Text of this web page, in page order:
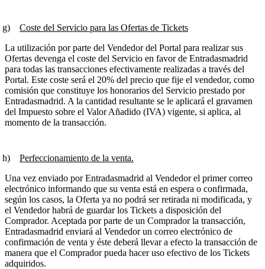
Coste del Servicio para las Ofertas de Tickets
La utilización por parte del Vendedor del Portal para realizar sus
Ofertas devenga el coste del Servicio en favor de Entradasmadrid
para todas las transacciones efectivamente realizadas a través del
Portal. Este coste será el 20% del precio que fije el vendedor, como
comisión que constituye los honorarios del Servicio prestado por
Entradasmadrid. A la cantidad resultante se le aplicará el gravamen
del Impuesto sobre el Valor Añadido (IVA) vigente, si aplica, al
momento de la transacción.
Perfeccionamiento de la venta.
Una vez enviado por Entradasmadrid al Vendedor el primer correo
electrónico informando que su venta está en espera o confirmada,
según los casos, la Oferta ya no podrá ser retirada ni modificada, y
el Vendedor habrá de guardar los Tickets a disposición del
Comprador. Aceptada por parte de un Comprador la transacción,
Entradasmadrid enviará al Vendedor un correo electrónico de
confirmación de venta y éste deberá llevar a efecto la transacción de
manera que el Comprador pueda hacer uso efectivo de los Tickets
adquiridos.